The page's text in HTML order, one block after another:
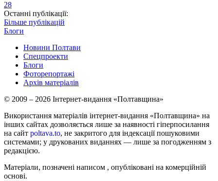
28
Останні публікації:
Більше публікацій
Блоги
Новини Полтави
Спецпроекти
Блоги
Фоторепортажі
Архів матеріалів
© 2009 – 2026 Інтернет-видання «Полтавщина»
Використання матеріалів інтернет-видання «Полтавщина» на
інших сайтах дозволяється лише за наявності гіперпосилання
на сайт poltava.to, не закритого для індексації пошуковими
системами; у друкованих виданнях — лише за погодженням з
редакцією.
Матеріали, позначені написом , опубліковані на комерційній
основі.